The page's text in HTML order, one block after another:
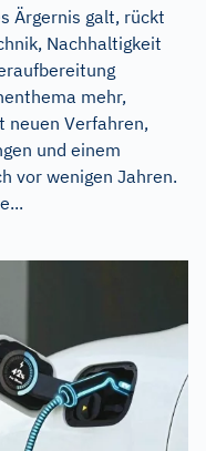
Ärgernis galt, rückt
Nachhaltigkeit
mehr,
neuen Verfahren,
und einem
vor wenigen Jahren.